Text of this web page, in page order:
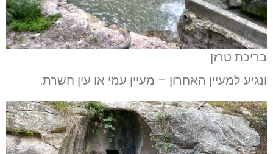
בריכת טרזן
ונגיע למעיין האחרון – מעיין עמי או עין חשרת.